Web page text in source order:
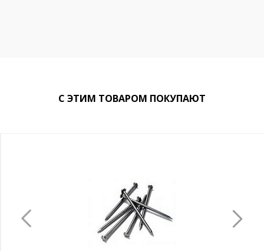
С ЭТИМ ТОВАРОМ ПОКУПАЮТ